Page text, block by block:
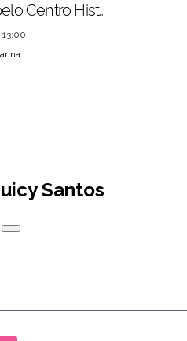
Caminhada pelo Centro Histórico
Santos